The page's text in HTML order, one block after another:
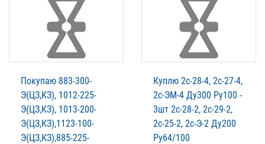
Покупаю 883-300-
Э(ЦЗ,КЗ), 1012-225-
Э(ЦЗ,КЗ), 1013-200-
Э(ЦЗ,КЗ),1123-100-
Э(ЦЗ,КЗ),885-225-
Куплю 2с-28-4, 2с-27-4,
2с-ЭМ-4 Ду300 Ру100 -
3шт 2с-28-2, 2с-29-2,
2с-25-2, 2с-Э-2 Ду200
Ру64/100